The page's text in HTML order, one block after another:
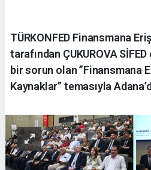
TÜRKONFED Finansmana
tarafından ÇUKUROVA
bir sorun olan ”Finansmana
Kaynaklar” temasıyla